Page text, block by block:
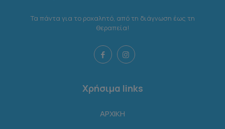
Τα πάντα για το ροχαλητό, από τη διάγνωση έως τη
θεραπεία!
Χρήσιμα links
ΑΡΧΙΚΗ